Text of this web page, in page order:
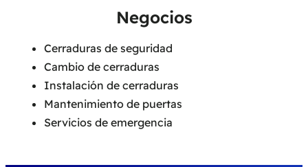
Negocios
Cerraduras de seguridad
Cambio de cerraduras
Instalación de cerraduras
Mantenimiento de puertas
Servicios de emergencia